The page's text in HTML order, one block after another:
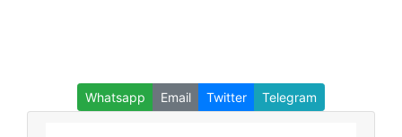
Whatsapp Email Twitter Telegram